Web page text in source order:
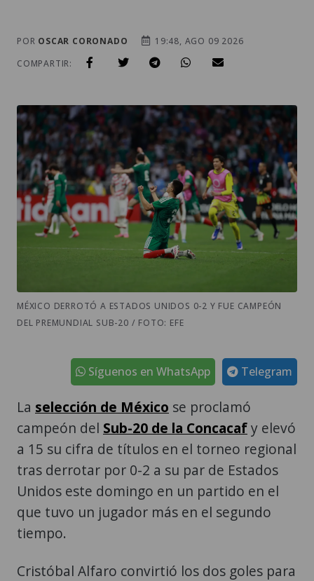
POR OSCAR CORONADO
19:48, AGO 09 2026
COMPARTIR:
MÉXICO DERROTÓ A ESTADOS UNIDOS 0-2 Y FUE CAMPEÓN
DEL PREMUNDIAL SUB-20 / FOTO: EFE
Telegram
Síguenos en WhatsApp
La selección de México se proclamó
campeón del Sub-20 de la Concacafy elevó
a 15 su cifra de títulos en el torneo regional
tras derrotar por 0-2 a su par de Estados
Unidos este domingo en un partido en el
que tuvo un jugador más en el segundo
tiempo.
Cristóbal Alfaro convirtió los dos goles para